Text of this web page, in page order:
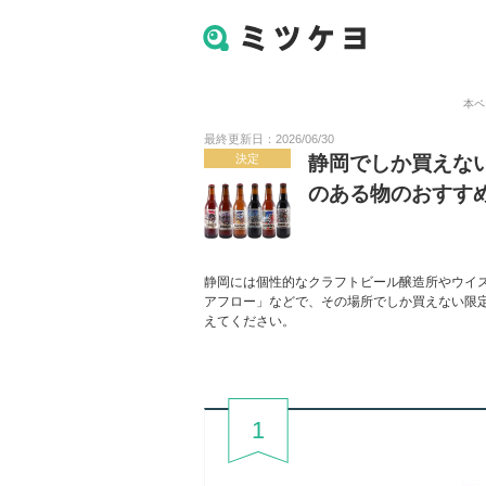
本
最終更新日：2026/06/30
決定
静岡でしか買えな
のある物のおすす
静岡には個性的なクラフトビール醸造所やウ
アフロー」などで、その場所でしか買えない
えてください。
1